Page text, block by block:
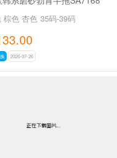
棕色 杏色 35码-39码
2026-07-26